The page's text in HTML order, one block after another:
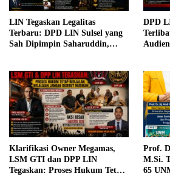
LIN Tegaskan Legalitas
Terbaru: DPD LIN Sulsel yang
Sah Dipimpin Saharuddin,
Melalui Jalur Hukum
DPD
Klarifikasi Owner Megamas,
LSM GTI dan DPP LIN
Tegaskan: Proses Hukum Tetap
Prof.
M.Si.
65